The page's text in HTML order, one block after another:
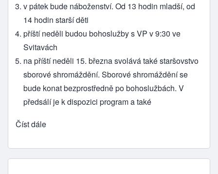
v pátek bude náboženství. Od 13 hodin mladší, od
14 hodin starší děti
příští neděli budou bohoslužby s VP v 9:30 ve
Svitavách
na příští neděli 15. března svolává také staršovstvo
sborové shromáždění. Sborové shromáždění se
bude konat bezprostředně po bohoslužbách. V
předsálí je k dispozici program a také
Číst dále